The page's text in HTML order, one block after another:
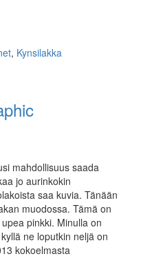
, Kynsilakka
mahdollisuus saada
jo aurinkokin
saa kuvia. Tänään
muodossa. Tämä on
pinkki. Minulla on
ne loputkin neljä on
kokoelmasta